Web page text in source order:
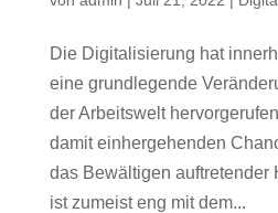
Die Digitalisierung hat
eine grundlegende
der Arbeitswelt
damit einhergehenden
das Bewältigen auftretender
ist zumeist eng mit dem...